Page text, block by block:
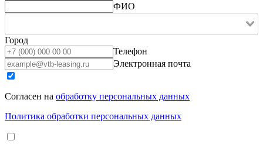
ФИО
Город
Телефон
Электронная почта
Согласен на обработку персональных данных
Политика обработки персональных данных